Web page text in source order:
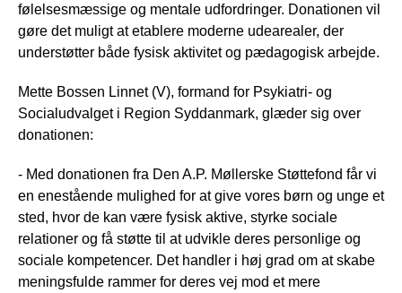
følelsesmæssige og mentale udfordringer. Donationen vil
gøre det muligt at etablere moderne udearealer, der
understøtter både fysisk aktivitet og pædagogisk arbejde.
Mette Bossen Linnet (V), formand for Psykiatri- og
Socialudvalget i Region Syddanmark, glæder sig over
donationen:
- Med donationen fra Den A.P. Møllerske Støttefond får vi
en enestående mulighed for at give vores børn og unge et
sted, hvor de kan være fysisk aktive, styrke sociale
relationer og få støtte til at udvikle deres personlige og
sociale kompetencer. Det handler i høj grad om at skabe
meningsfulde rammer for deres vej mod et mere